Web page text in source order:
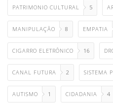
PATRIMONIO CULTURAL 5
MANIPULAÇÃO 8 EMPATIA
CIGARRO ELETRÔNICO 16
CANAL FUTURA 2 SISTEMA
AUTISMO 1 CIDADANIA 4